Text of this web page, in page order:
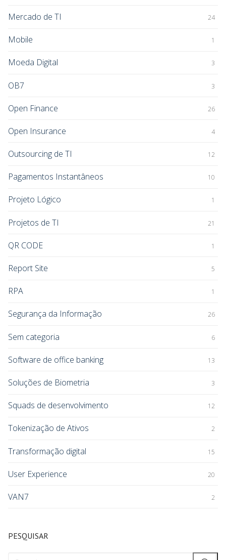
Mercado de TI 24
Mobile 1
Moeda Digital 3
OB7 3
Open Finance 26
Open Insurance 4
Outsourcing de TI 12
Pagamentos Instantâneos 10
Projeto Lógico 1
Projetos de TI 21
QR CODE 1
Report Site 5
RPA 1
Segurança da Informação 26
Sem categoria 6
Software de office banking 13
Soluções de Biometria 3
Squads de desenvolvimento 12
Tokenização de Ativos 2
Transformação digital 15
User Experience 20
VAN7 2
PESQUISAR